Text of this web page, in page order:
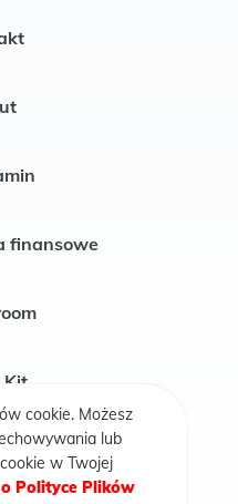
finansowe
Kit
cookie. Możesz
lub
w Twojej
Polityce Plików